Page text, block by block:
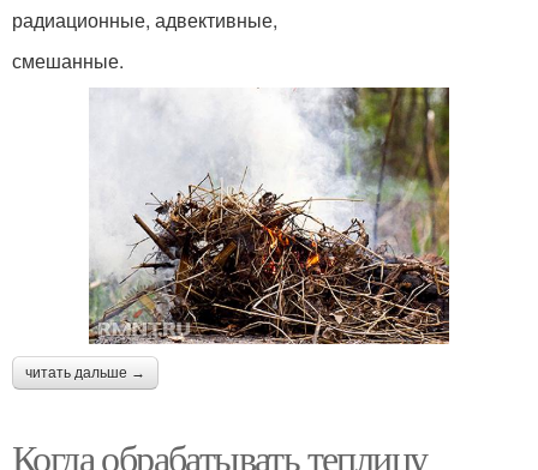
радиационные, адвективные,
смешанные.
читать дальше →
Когда обрабатывать теплицу